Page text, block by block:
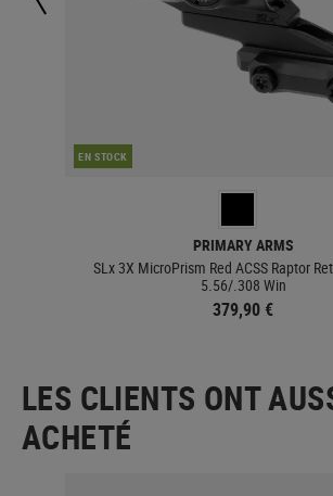
EN STOCK
PRIMARY ARMS
SLx 3X MicroPrism Red ACSS Raptor
5.56/.308 Win
379,90 €
LES CLIENTS ONT
ACHETÉ